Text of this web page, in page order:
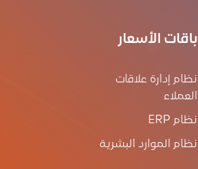
باقات الأسعار
نظام إدارة علاقات
العملاء
نظام ERP
نظام الموارد البشرية